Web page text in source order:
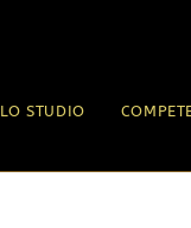
LO STUDIO